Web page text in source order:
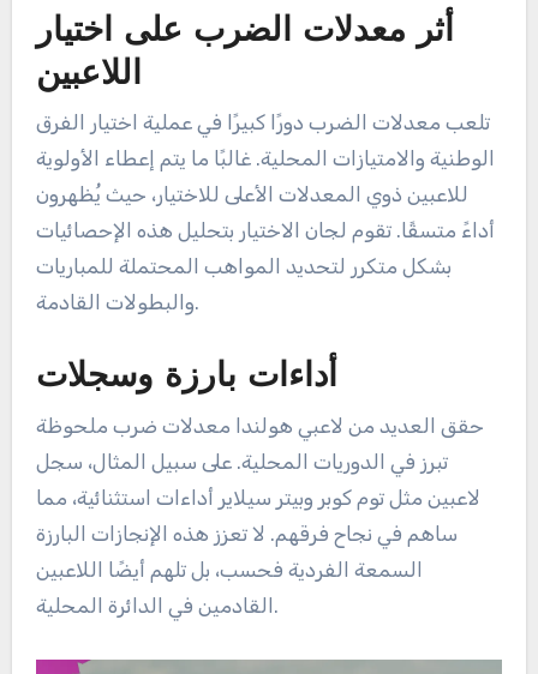
أثر معدلات الضرب على اختيار
اللاعبين
تلعب معدلات الضرب دورًا كبيرًا في عملية اختيار الفرق
الوطنية والامتيازات المحلية. غالبًا ما يتم إعطاء الأولوية
للاعبين ذوي المعدلات الأعلى للاختيار، حيث يُظهرون
أداءً متسقًا. تقوم لجان الاختيار بتحليل هذه الإحصائيات
بشكل متكرر لتحديد المواهب المحتملة للمباريات
والبطولات القادمة.
أداءات بارزة وسجلات
حقق العديد من لاعبي هولندا معدلات ضرب ملحوظة
تبرز في الدوريات المحلية. على سبيل المثال، سجل
لاعبين مثل توم كوبر وبيتر سيلاير أداءات استثنائية، مما
ساهم في نجاح فرقهم. لا تعزز هذه الإنجازات البارزة
السمعة الفردية فحسب، بل تلهم أيضًا اللاعبين
القادمين في الدائرة المحلية.